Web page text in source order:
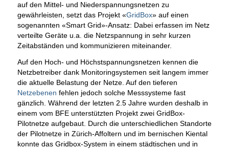
auf den Mittel- und Niederspannungsnetzen zu
gewährleisten, setzt das Projekt «GridBox» auf einen
sogenannten «Smart Grid»-Ansatz: Dabei erfassen im Netz
verteilte Geräte u.a. die Netzspannung in sehr kurzen
Zeitabständen und kommunizieren miteinander.
Auf den Hoch- und Höchstspannungsnetzen kennen die
Netzbetreiber dank Monitoringsystemen seit langem immer
die aktuelle Belastung der Netze. Auf den tieferen
Netzebenen fehlen jedoch solche Messsysteme fast
gänzlich. Während der letzten 2.5 Jahre wurden deshalb in
einem vom BFE unterstützten Projekt zwei GridBox-
Pilotnetze aufgebaut. Durch die unterschiedlichen Standorte
der Pilotnetze in Zürich-Affoltern und im bernischen Kiental
konnte das Gridbox-System in einem städtischen und in